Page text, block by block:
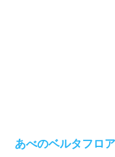
あべのベルタフロ